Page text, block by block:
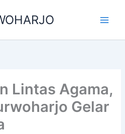
Lintas Agama,
Gelar